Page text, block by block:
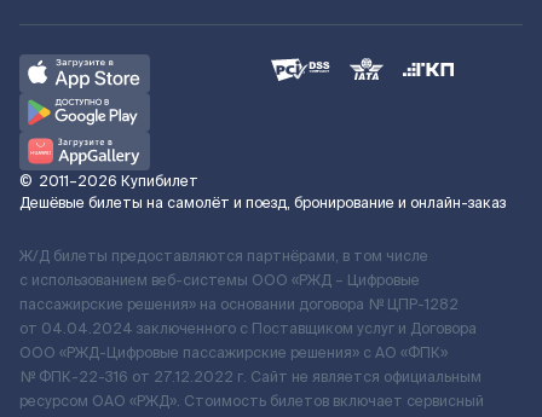
© 2011–2026 Купибилет
Дешёвые билеты на самолёт и поезд, бронирование и онлайн-заказ
Ж/Д билеты предоставляются партнёрами, в том числе
с использованием веб-системы ООО «РЖД – Цифровые
пассажирские решения» на основании договора № ЦПР-1282
от 04.04.2024 заключенного с Поставщиком услуг и Договора
ООО «РЖД-Цифровые пассажирские решения» c АО «ФПК»
№ ФПК-22-316 от 27.12.2022 г. Сайт не является официальным
ресурсом ОАО «РЖД». Стоимость билетов включает сервисный